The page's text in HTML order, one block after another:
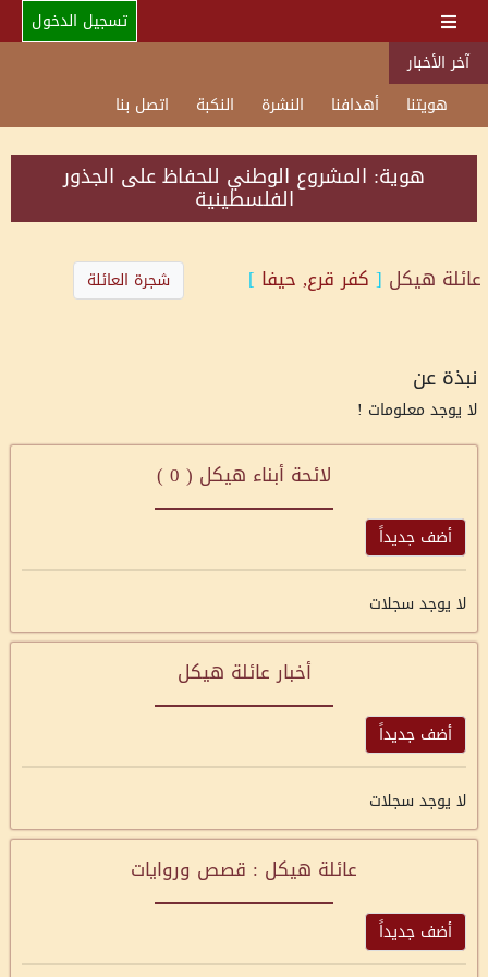
تسجيل الدخول
آخر الأخبار
هويتنا
أهدافنا النشرة النكبة اتصل بنا
هوية: المشروع الوطني للحفاظ على الجذور
الفلسطينية
عائلة هيكل [ كفر قرع, حيفا ] شجرة العائلة
نبذة عن
لا يوجد معلومات !
لائحة أبناء هيكل ( 0
)
أضف جديداً
لا يوجد سجلات
أخبار عائلة هيكل
أضف جديداً
لا يوجد سجلات
عائلة هيكل : قصص وروايات
أضف جديداً